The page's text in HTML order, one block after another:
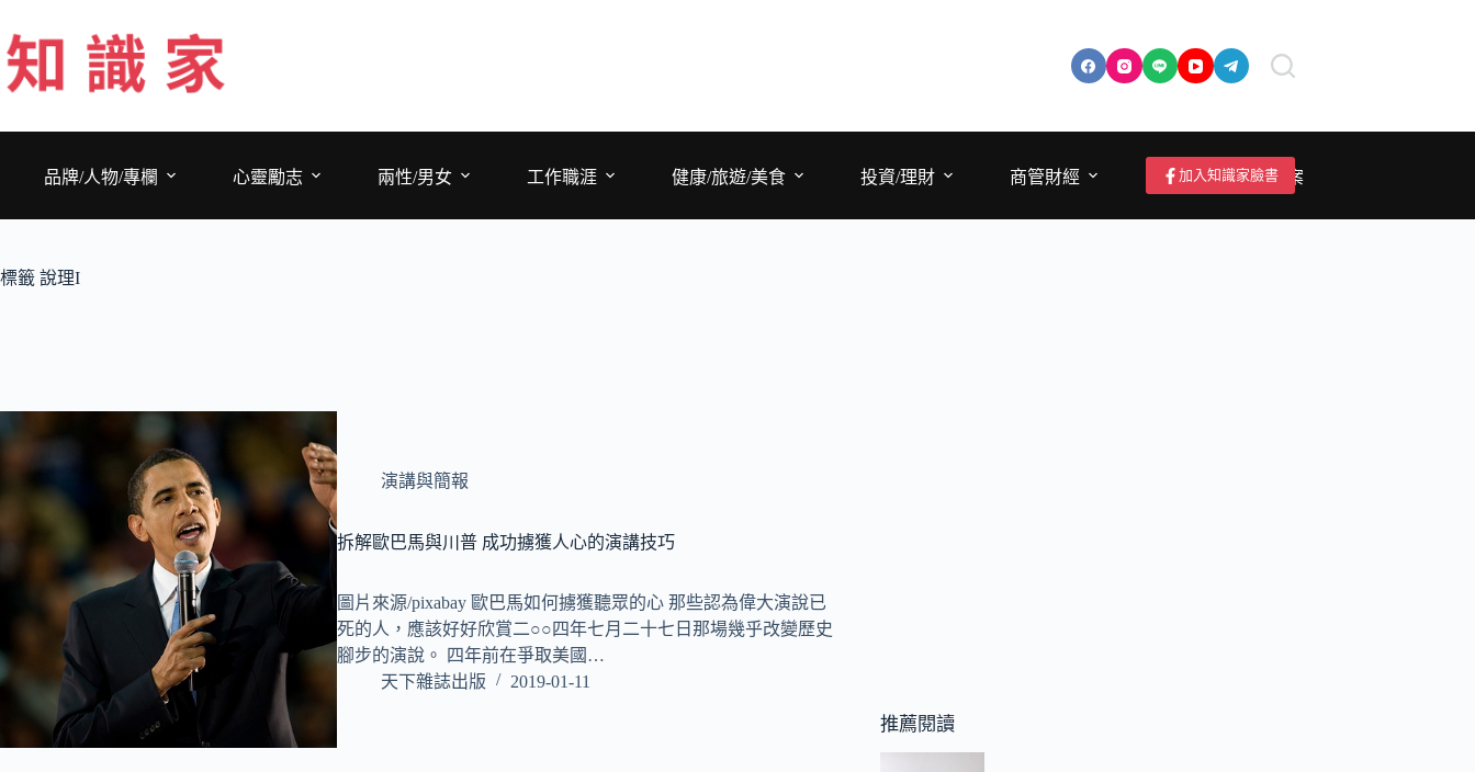
至
主
要
品牌/人物/專欄
心靈勵志 兩性/男女 工作職涯 健康/旅遊/美食 投資/理財 商管財經 成為作者/投稿/提案
加入知識家臉書
標籤 說理I
演講與簡報
拆解歐巴馬與川普 成功擄獲人心的演講技巧
圖片來源/pixabay 歐巴馬如何擄獲聽眾的心 那些認為偉大演說已
死的人，應該好好欣賞二○○四年七月二十七日那場幾乎改變歷史
腳步的演說。 四年前在爭取美國…
天下雜誌出版
2019-01-11
推薦閱讀